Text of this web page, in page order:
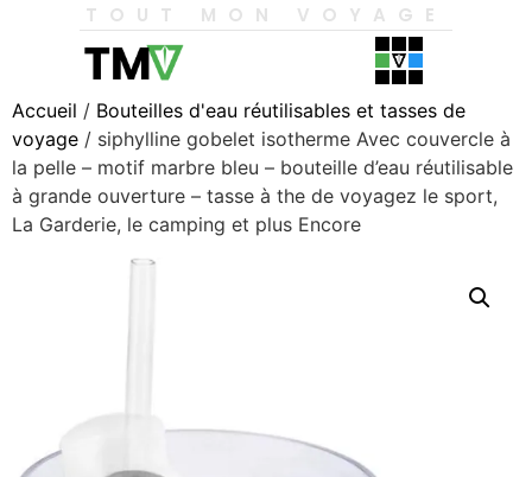
TOUT MON VOYAGE
Accueil / Bouteilles d'eau réutilisables et tasses de
voyage / siphylline gobelet isotherme Avec couvercle à
la pelle – motif marbre bleu – bouteille d’eau réutilisable
à grande ouverture – tasse à the de voyagez le sport,
La Garderie, le camping et plus Encore